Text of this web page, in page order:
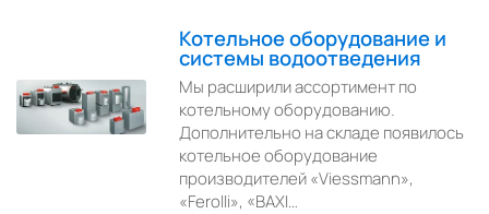
Котельное оборудование и
системы водоотведения
Мы расширили ассортимент по
котельному оборудованию.
Дополнительно на складе появилось
котельное оборудование
производителей «Viessmann»,
«Ferolli», «BAXI…